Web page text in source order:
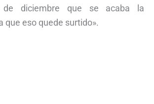
diciembre que se acaba la
que eso quede surtido».